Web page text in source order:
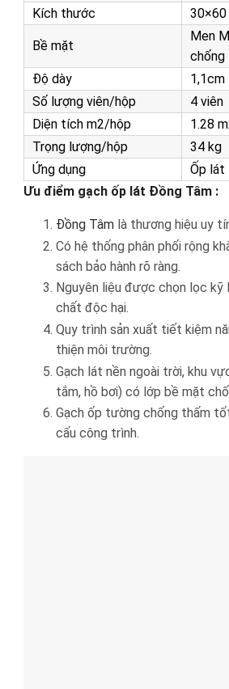
Kích thước
Bề mặt
Men
chống
Độ dày
1,1cm
Số lượng viên/hộp
4 viên
Diện tích m2/hộp
1.28
Trọng lượng/hộp
34 kg
Ứng dụng
Ốp lát
Ưu điểm gạch ốp lát Đồng Tâm :
Đồng Tâm là thương hiệu uy
Có hệ thống phân phối rộng
sách bảo hành rõ ràng.
Nguyên liệu được chọn lọc kỹ
chất độc hại.
Quy trình sản xuất tiết kiệm
thiện môi trường.
Gạch lát nền ngoài trời, khu
tắm, hồ bơi) có lớp bề mặt
Gạch ốp tường chống thấm
cấu công trình.